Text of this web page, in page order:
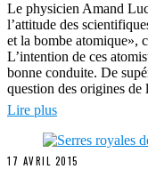
Le physicien Amand
l’attitude des
et la bombe atomique»,
L’intention de ces
bonne conduite. De
question des origines de
Lire plus
17 AVRIL 2015